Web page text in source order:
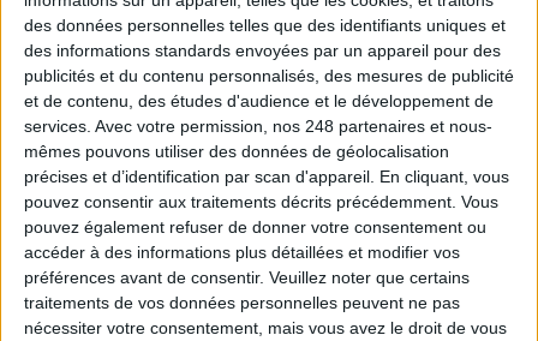
des données personnelles telles que des identifiants uniques et
des informations standards envoyées par un appareil pour des
publicités et du contenu personnalisés, des mesures de publicité
et de contenu, des études d'audience et le développement de
services. Avec votre permission, nos 248 partenaires et nous-
mêmes pouvons utiliser des données de géolocalisation
précises et d’identification par scan d'appareil. En cliquant, vous
pouvez consentir aux traitements décrits précédemment. Vous
pouvez également refuser de donner votre consentement ou
accéder à des informations plus détaillées et modifier vos
préférences avant de consentir. Veuillez noter que certains
traitements de vos données personnelles peuvent ne pas
nécessiter votre consentement, mais vous avez le droit de vous
0 Commentaire
E-Administration
Région
Connectez-vousouinscrivez-vouspour publier un commentaire
À LIRE SUR ARCHIMAG